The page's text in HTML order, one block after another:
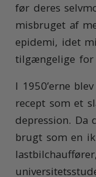
før deres
misbruget af
epidemi, idet
tilgængelige for
I 1950’erne
recept som et
depression. Da
brugt som en